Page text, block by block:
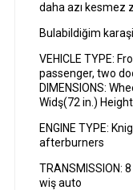
daha azı kesmez
Bulabildiğim
VEHICLE TYPE:
passenger, two
DIMENSIONS:
Widş(72 in.)
ENGINE TYPE:
afterburners
TRANSMISSION:
wiş auto